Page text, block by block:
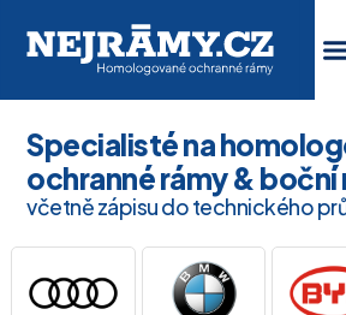
Specialisté na
ochranné rámy & boční
včetně zápisu do technického